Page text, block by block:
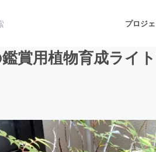
プロジ
音楽
賞用植物育成ライ